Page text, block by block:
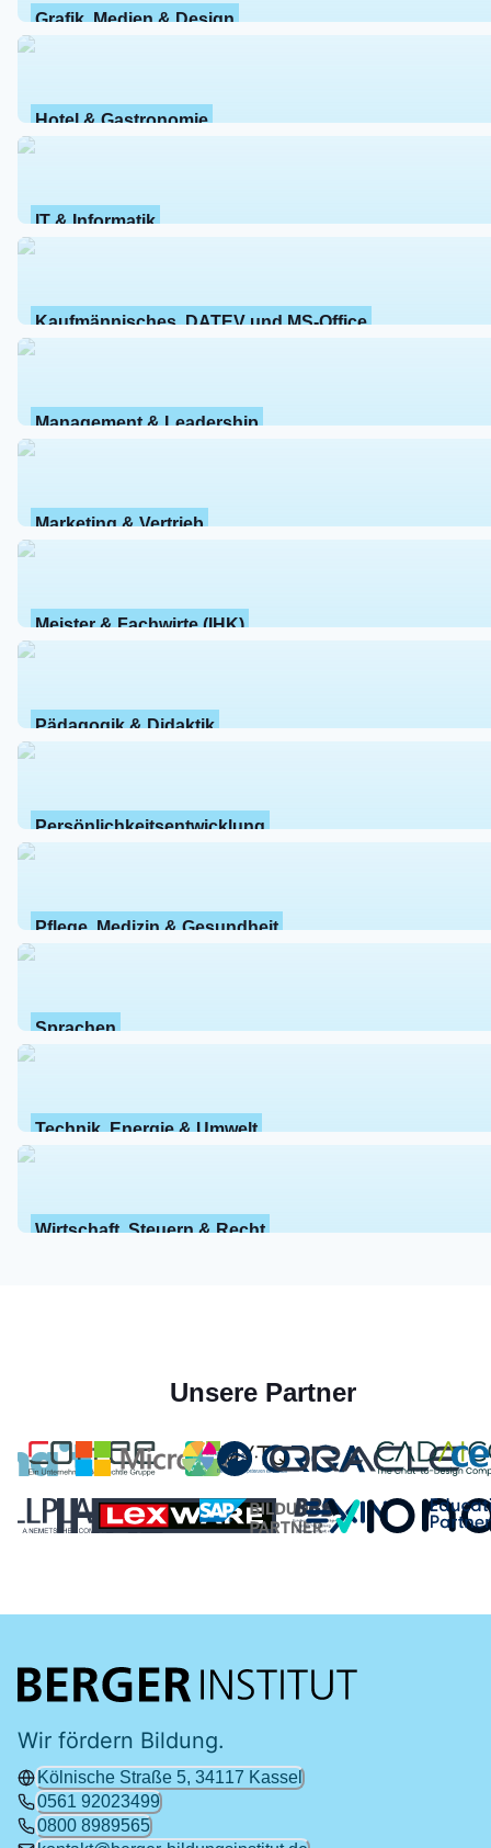
Grafik, Medien & Design
Hotel & Gastronomie
IT & Informatik
Kaufmännisches, DATEV und MS-Office
Management & Leadership
Marketing & Vertrieb
Meister & Fachwirte (IHK)
Pädagogik & Didaktik
Persönlichkeitsentwicklung
Pflege, Medizin & Gesundheit
Sprachen
Technik, Energie & Umwelt
Wirtschaft, Steuern & Recht
Unsere Partner
Wir fördern Bildung.
Kölnische Straße 5, 34117 Kassel
0561 92023499
0800 8989565